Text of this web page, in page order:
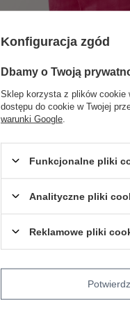
Konfiguracja zgód
Dbamy o Twoją
Sklep korzysta z plików cookie
dostępu do cookie w Twojej
warunki Google
Funkcjonalne pliki
Analityczne pliki
Reklamowe pliki